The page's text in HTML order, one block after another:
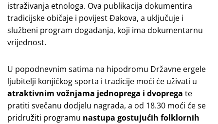
istraživanja etnologa. Ova publikacija dokumentira
tradicijske običaje i povijest Đakova, a uključuje i
službeni program događanja, koji ima dokumentarnu
vrijednost.
U popodnevnim satima na hipodromu Državne ergele
ljubitelji konjičkog sporta i tradicije moći će uživati u
atraktivnim vožnjama jednoprega i dvoprega te
pratiti svečanu dodjelu nagrada, a od 18.30 moći će se
pridružiti programu nastupa gostujućih folklornih